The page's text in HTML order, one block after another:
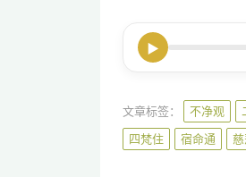
▶
文章标签： 不净观
四梵住
宿命通